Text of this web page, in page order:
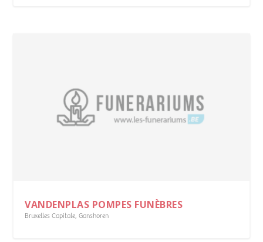
VANDENPLAS POMPES FUNÈBRES
Bruxelles Capitale,Ganshoren